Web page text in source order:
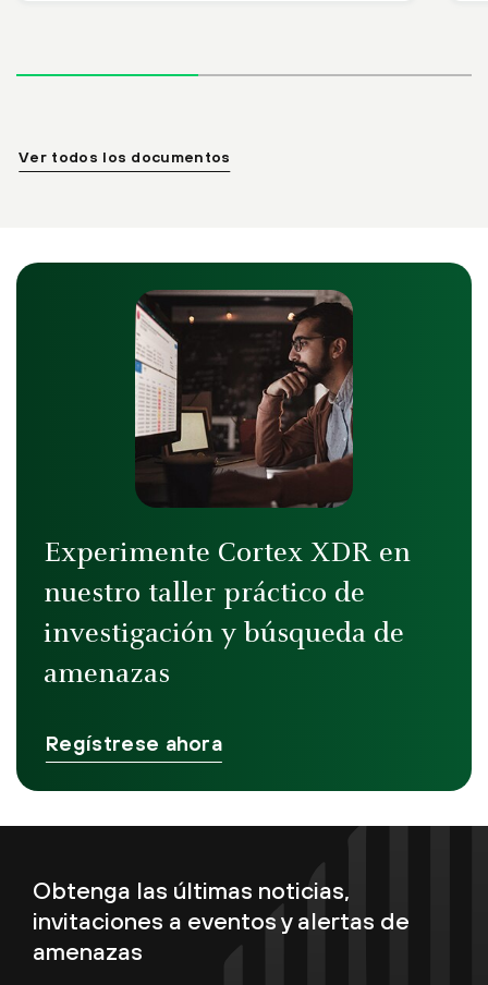
Ver todos los documentos
Experimente Cortex XDR en
nuestro taller práctico de
investigación y búsqueda de
amenazas
Regístrese ahora
Obtenga las últimas noticias,
invitaciones a eventos y alertas de
amenazas